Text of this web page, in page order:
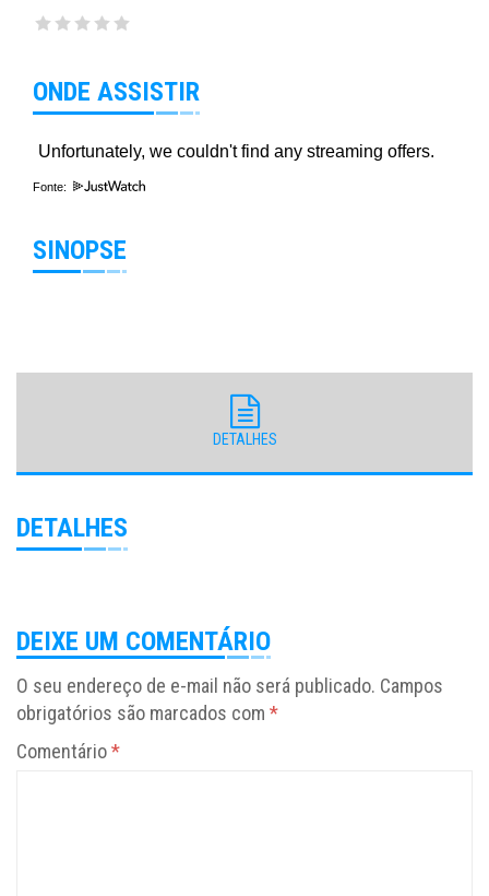
ONDE ASSISTIR
Fonte:
SINOPSE
DETALHES
DETALHES
DEIXE UM COMENTÁRIO
O seu endereço de e-mail não será publicado. Campos
obrigatórios são marcados com *
Comentário*